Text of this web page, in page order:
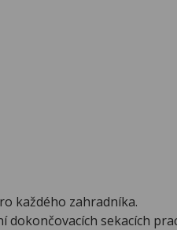
každého zahradníka.
sekacích